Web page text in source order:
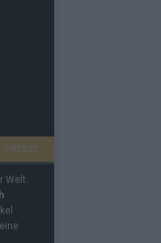
PRESSE
Welt.